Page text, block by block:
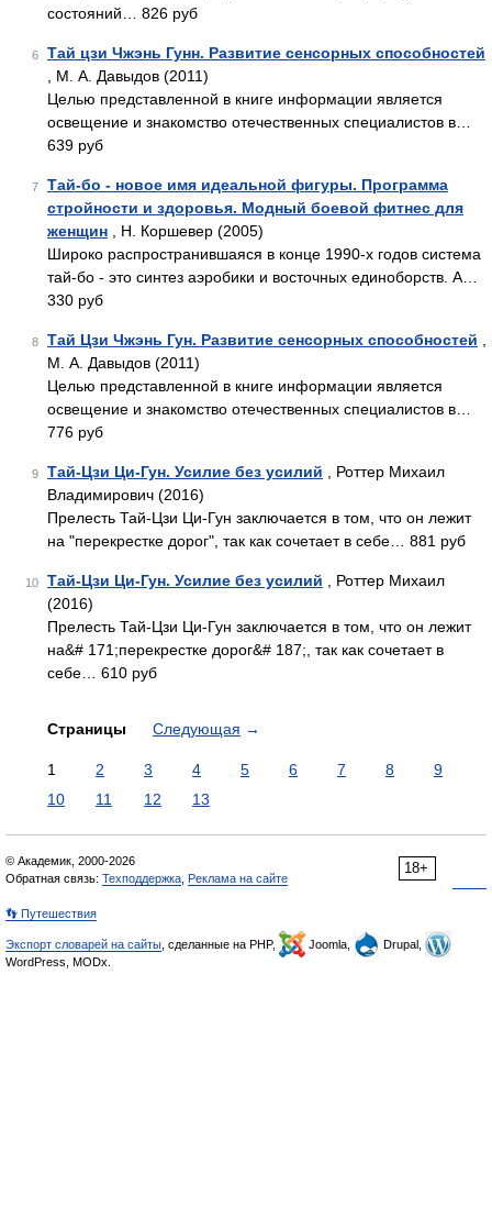
состояний… 826 руб
6
Тай цзи Чжэнь Гунн. Развитие сенсорных способностей
, М. А. Давыдов (2011)
Целью представленной в книге информации является
освещение и знакомство отечественных специалистов в…
639 руб
7
Тай-бо - новое имя идеальной фигуры. Программа
стройности и здоровья. Модный боевой фитнес для
женщин , Н. Коршевер (2005)
Широко распространившаяся в конце 1990-х годов система
тай-бо - это синтез аэробики и восточных единоборств. А…
330 руб
8 Тай Цзи Чжэнь Гун. Развитие сенсорных способностей
М. А. Давыдов (2011)
Целью представленной в книге информации является
освещение и знакомство отечественных специалистов в…
776 руб
9 Тай-Цзи Ци-Гун. Усилие без усилий , Роттер Михаил
Владимирович (2016)
Прелесть Тай-Цзи Ци-Гун заключается в том, что он лежит
на "перекрестке дорог", так как сочетает в себе… 881 руб
10 Тай-Цзи Ци-Гун. Усилие без усилий , Роттер Михаил
(2016)
Прелесть Тай-Цзи Ци-Гун заключается в том, что он лежит
на&# 171;перекрестке дорог&# 187;, так как сочетает в
себе… 610 руб
Страницы Следующая →
1 2 3 4 5 6 7 8
9
10
11 12 13
18+
© Академик, 2000-2026
Обратная связь: Техподдержка Реклама на сайте
👣 Путешествия
Экспорт словарей на сайты , сделанные на PHP, Joomla,
Drupal,
WordPress, MODx.